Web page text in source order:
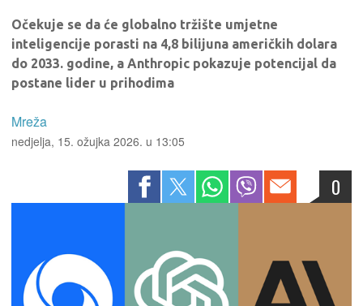
Očekuje se da će globalno tržište umjetne
inteligencije porasti na 4,8 bilijuna američkih dolara
do 2033. godine, a Anthropic pokazuje potencijal da
postane lider u prihodima
Mreža
nedjelja, 15. ožujka 2026. u 13:05
0